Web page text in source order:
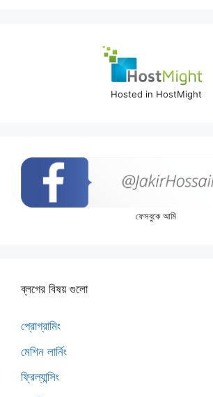
Hosted in HostMight
ফেসবুকে আমি
ব্লগের বিষয় গুলো
প্রোগ্রামিং
মেশিন লার্নিং
ফ্রিল্যান্সিং